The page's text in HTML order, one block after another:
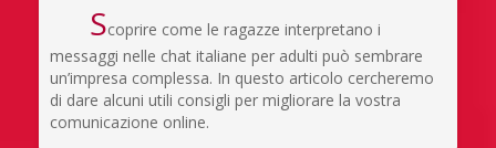
Scoprire come le ragazze interpretano i
messaggi nelle chat italiane per adulti può sembrare
un’impresa complessa. In questo articolo cercheremo
di dare alcuni utili consigli per migliorare la vostra
comunicazione online.